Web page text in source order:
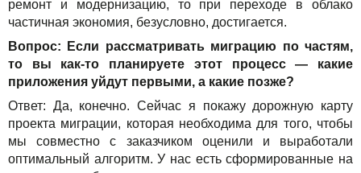
ремонт и модернизацию, то при переходе в облако
частичная экономия, безусловно, достигается.
Вопрос: Если рассматривать миграцию по частям,
то вы как-то планируете этот процесс — какие
приложения уйдут первыми, а какие позже?
Ответ: Да, конечно. Сейчас я покажу дорожную карту
проекта миграции, которая необходима для того, чтобы
мы совместно с заказчиком оценили и выработали
оптимальный алгоритм. У нас есть сформированные на